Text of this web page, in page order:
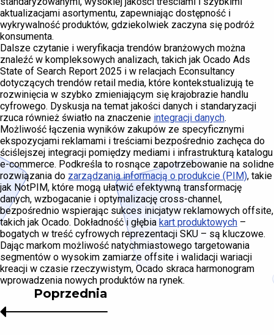
aktualizacjami asortymentu, zapewniając dostępność i
wykrywalność produktów, gdziekolwiek zaczyna się podróż
konsumenta.
Dalsze czytanie i weryfikacja trendów branżowych można
znaleźć w kompleksowych analizach, takich jak Ocado Ads
State of Search Report 2025 i w relacjach Econsultancy
dotyczących trendów retail media, które kontekstualizują te
rozwinięcia w szybko zmieniającym się krajobrazie handlu
cyfrowego. Dyskusja na temat jakości danych i standaryzacji
rzuca również światło na znaczenie integracji danych.
Możliwość łączenia wyników zakupów ze specyficznymi
ekspozycjami reklamami i treściami bezpośrednio zachęca do
ściślejszej integracji pomiędzy mediami i infrastrukturą katalogu
e-commerce. Podkreśla to rosnące zapotrzebowanie na solidne
rozwiązania do zarządzania informacją o produkcie (PIM), takie
jak NotPIM, które mogą ułatwić efektywną transformację
danych, wzbogacanie i optymalizację cross-channel,
bezpośrednio wspierając sukces inicjatyw reklamowych offsite,
takich jak Ocado. Dokładność i głębia kart produktowych –
bogatych w treść cyfrowych reprezentacji SKU – są kluczowe.
Dając markom możliwość natychmiastowego targetowania
segmentów o wysokim zamiarze offsite i walidacji wariacji
kreacji w czasie rzeczywistym, Ocado skraca harmonogram
wprowadzenia nowych produktów na rynek.
Poprzednia